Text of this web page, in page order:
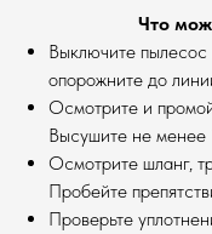
Что
Выключите
опорожните до
Осмотрите и
Высушите не менее
Осмотрите шланг,
Пробейте
Проверьте